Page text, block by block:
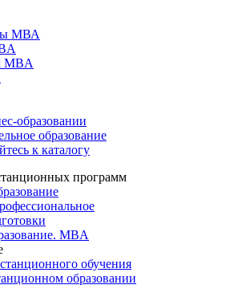
МВА
MBA
образовании
образование
к каталогу
программ
MBA
обучения
образовании